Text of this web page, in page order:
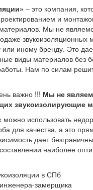
– это компания,
и
Мы не
звукоизоляционных
иному бренду. Это
виды материалов без
Нам по силам
важно !!! Мы не
звукоизолирующие
можно использовать
для качества, а это
дает
наиболее
в СПб
замерщика